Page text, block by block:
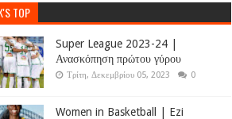
TOP
Super League 2023-24 |
Ανασκόπηση πρώτου γύρου
Τρίτη, Δεκεμβρίου 05, 2023 0
Women in Basketball | Ezi